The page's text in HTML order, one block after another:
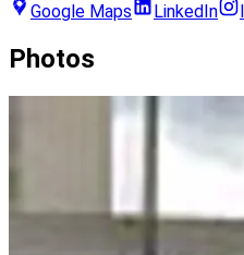
Google Maps LinkedIn
Photos